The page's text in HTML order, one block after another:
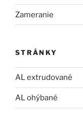
Zameranie
STRÁNKY
AL extrudované
AL ohýbané